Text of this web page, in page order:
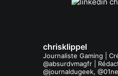
chrisklippel
Journaliste Gaming |
@absurdvmagfr |
@journaldugeek,